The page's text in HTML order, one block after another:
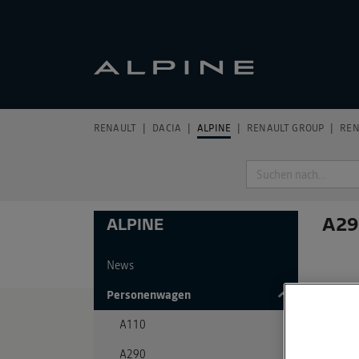
RENAULT DACIA ALPINE RENAULT GROUP
Suche
ALPINE
News
Personenwagen
A110
A290